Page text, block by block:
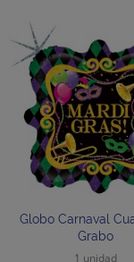
Globo Carnaval
Grabo
1 unidad